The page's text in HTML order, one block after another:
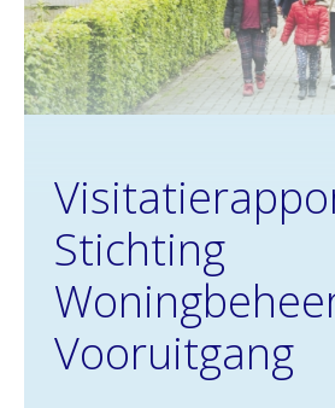
Stichting
Vooruitgang